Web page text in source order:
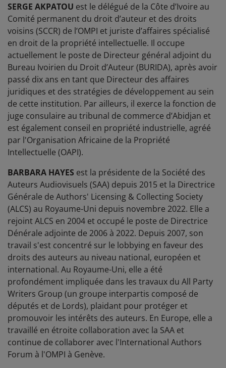
SERGE AKPATOU est le délégué de la Côte d’Ivoire au
Comité permanent du droit d’auteur et des droits
voisins (SCCR) de l’OMPI et juriste d’affaires spécialisé
en droit de la propriété intellectuelle. Il occupe
actuellement le poste de Directeur général adjoint du
Bureau Ivoirien du Droit d’Auteur (BURIDA), après avoir
passé dix ans en tant que Directeur des affaires
juridiques et des stratégies de développement au sein
de cette institution. Par ailleurs, il exerce la fonction de
juge consulaire au tribunal de commerce d’Abidjan et
est également conseil en propriété industrielle, agréé
par l'Organisation Africaine de la Propriété
Intellectuelle (OAPI).
BARBARA HAYES est la présidente de la Société des
Auteurs Audiovisuels (SAA) depuis 2015 et la Directrice
Générale de Authors' Licensing & Collecting Society
(ALCS) au Royaume-Uni depuis novembre 2022. Elle a
rejoint ALCS en 2004 et occupé le poste de Directrice
Dénérale adjointe de 2006 à 2022. Depuis 2007, son
travail s'est concentré sur le lobbying en faveur des
droits des auteurs au niveau national, européen et
international. Au Royaume-Uni, elle a été
profondément impliquée dans les travaux du All Party
Writers Group (un groupe interpartis composé de
députés et de Lords), plaidant pour protéger et
promouvoir les intérêts des auteurs. En Europe, elle a
travaillé en étroite collaboration avec la SAA et
continue de collaborer avec l'International Authors
Forum à l'OMPI à Genève.